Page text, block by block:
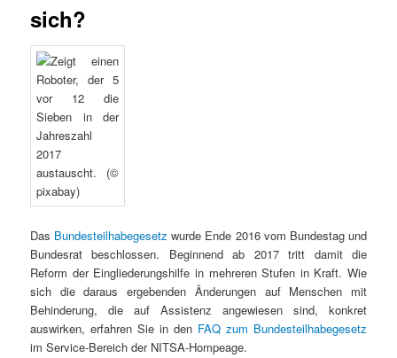
sich?
Das Bundesteilhabegesetz wurde Ende 2016 vom Bundestag und
Bundesrat beschlossen. Beginnend ab 2017 tritt damit die
Reform der Eingliederungshilfe in mehreren Stufen in Kraft. Wie
sich die daraus ergebenden Änderungen auf Menschen mit
Behinderung, die auf Assistenz angewiesen sind, konkret
auswirken, erfahren Sie in den FAQ zum Bundesteilhabegesetz
im Service-Bereich der NITSA-Hompeage.